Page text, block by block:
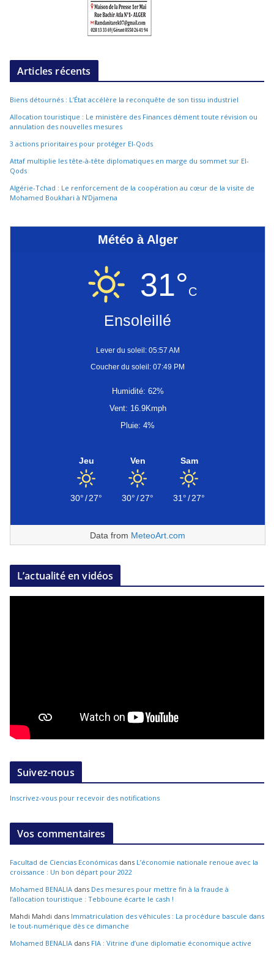
Articles récents
Biens détournés : L’État accélère la reconquête de son tissu industriel
Allocation touristique : Le ministère des Finances dément toute révision ou
annulation des nouvelles mesures
3 actions prioritaires pour protéger El-Qods
Attaf multiplie les tête-à-tête diplomatiques en marge du sommet sur El-
Qods
Algérie-Tchad : Le renforcement de la coopération au cœur de la visite de
Mohamed Boukhari à N’Djamena
Météo à Alger
31°C
Ensoleillé
Lever du soleil: 05:57 AM
Coucher du soleil: 07:49 PM
Humidité: 62%
Vent: 16.9Kmph
Pluie: 4%
Jeu
30°/27°
Ven
30°/27°
Sam
31°/27°
Data from MeteoArt.com
L’actualité en vidéos
Suivez-nous
Inscrivez-vous pour recevoir des notifications
Vos commentaires
Facultad de Ciencias Económicas dans L’économie nationale renoue avec la
croissance : Un bon départ pour 2022
Mohamed BENALIA dans Des mesures pour mettre fin à la fraude à
l’allocation touristique : Tebboune écarte le cash !
Mahdi Mahdi dans Immatriculation des véhicules : La procédure bascule dans
le tout-numérique dès ce dimanche
Mohamed BENALIA dans FIA : Vitrine d’une diplomatie économique active